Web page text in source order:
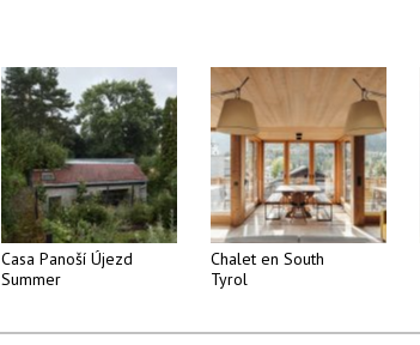
Casa Panoší Újezd
Summer
Chalet en South
Tyrol